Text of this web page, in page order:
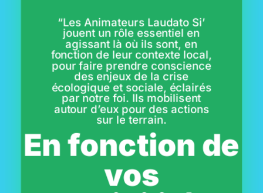
“Les Animateurs Laudato Si’
jouent un rôle essentiel en
agissant là où ils sont, en
fonction de leur contexte local,
pour faire prendre conscience
des enjeux de la crise
écologique et sociale, éclairés
par notre foi. Ils mobilisent
autour d’eux pour des actions
sur le terrain.
En fonction de
vos